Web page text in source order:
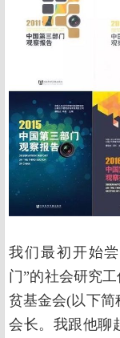
我们最初开始
门”的社会研究
贫基金会(以下简
会长。我跟他聊